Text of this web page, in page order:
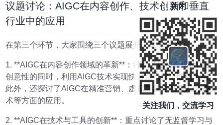
议题讨论：AIGC在内容创作、技术创新和垂直
行业中的应用
在第三个环节，大家围绕三个议题展开了热烈讨论：
1. **AIGC在内容创作领域的革新**：讨论了如何在保持内容
创意性的同时，利用AIGC技术实现快速迭代和个性化定制。
此外，还探讨了AIGC在精准营销、虚拟形象与数字人生成技
术等方面的应用。
2. **AIGC在技术与工具的创新**：重点讨论了无监督学习与
关闭
关注我们，交流学习